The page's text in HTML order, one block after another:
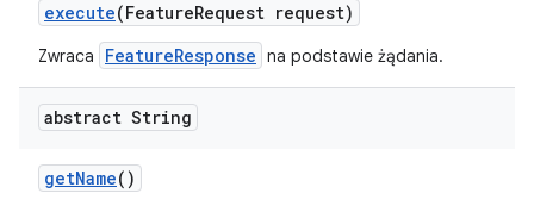
execute(FeatureRequest request)
Zwraca FeatureResponse na podstawie żądania.
abstract String
getName()